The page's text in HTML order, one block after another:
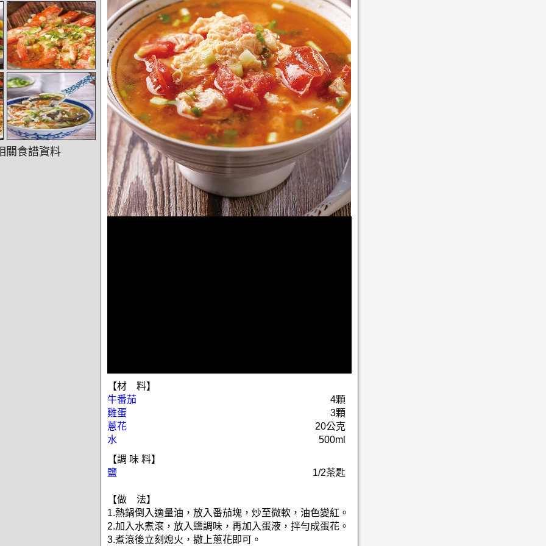
【材 料】
牛番茄
4顆
雞蛋
3顆
蔥花
20公克
水
500ml
【調 味 料】
鹽
1/2茶匙
【做 法】
1.熱鍋倒入適量油，放入番茄塊，炒至微軟，油色變紅。
2.加入水煮滾，放入鹽調味，再加入蛋液，拌勻成蛋花。
3.煮滾後立刻熄火，撒上蔥花即可。
關食譜資料